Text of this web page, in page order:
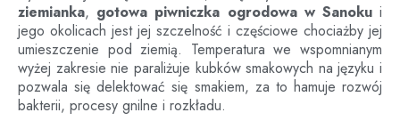
ziemianka, gotowa piwniczka ogrodowa w Sanokui
jego okolicach jest jej szczelność i częściowe chociażby jej
umieszczenie pod ziemią. Temperatura we wspomnianym
wyżej zakresie nie paraliżuje kubków smakowych na języku i
pozwala się delektować się smakiem, za to hamuje rozwój
bakterii, procesy gnilne i rozkładu.